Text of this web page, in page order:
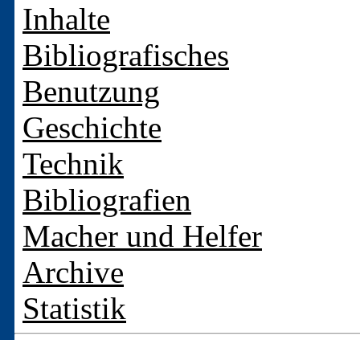
Inhalte
Bibliografisches
Benutzung
Geschichte
Technik
Bibliografien
Macher und Helfer
Archive
Statistik